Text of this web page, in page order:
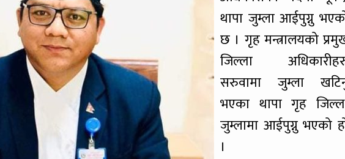
थापा जुम्ला आईपुग्नु
छ । गृह मन्त्रालयको
जिल्ला
सरुवामा जुम्ला
भएका थापा गृह
जुम्लामा आईपुग्नु भएको
।